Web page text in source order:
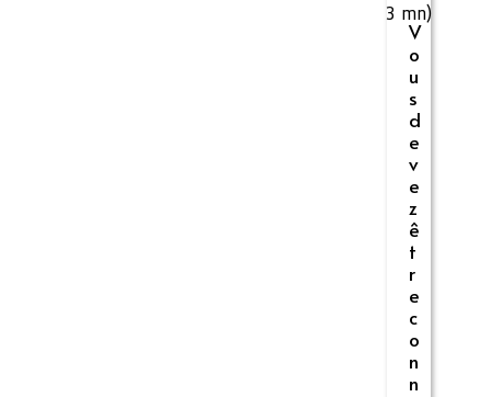
3 mn)
V
o
u
s
d
e
v
e
z
ê
t
r
e
c
o
n
n